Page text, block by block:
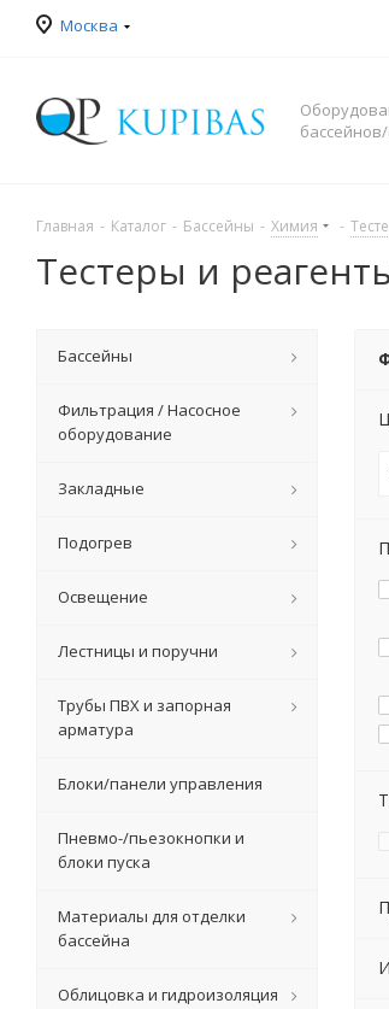
Москва
Главная - Каталог - Бассейны - Химия -
Тестеры и
Бассейны
Фильтрация / Насосное
оборудование
Закладные
Подогрев
Освещение
Лестницы и поручни
Трубы ПВХ и запорная
арматура
Блоки/панели управления
Пневмо-/пьезокнопки и
блоки пуска
Материалы для отделки
бассейна
Облицовка и гидроизоляция